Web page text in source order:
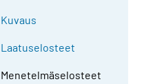
Kuvaus
Laatuselosteet
Menetelmäselosteet